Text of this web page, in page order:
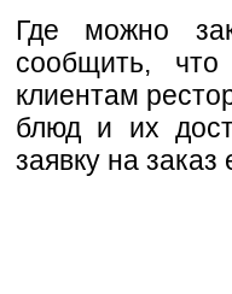
Где можно
сообщить,
клиентам
блюд и их
заявку на